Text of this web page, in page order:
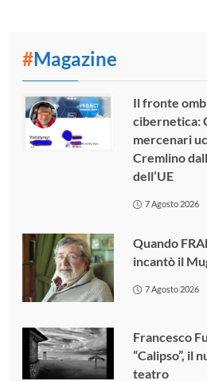
#Magazine
Il fronte
cibernetica:
mercenari
Cremlino
dell’UE
7 Agosto 2026
Quando
incantò il
7 Agosto 2026
Francesco
“Calipso”, il
teatro